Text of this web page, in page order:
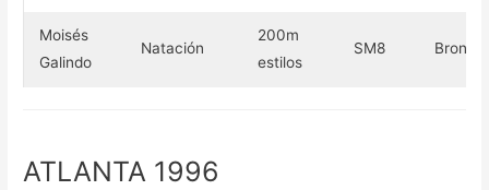
Moisés
Galindo
Natación
200m
estilos
SM8 Bronce
ATLANTA 1996